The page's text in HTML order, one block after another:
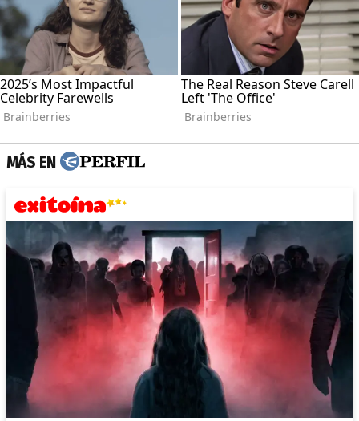
MÁS EN